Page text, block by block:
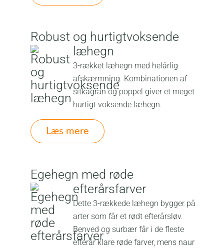
Robust og hurtigtvoksende
læhegn
3-rækket læhegn med helårlig
afskærmning. Kombinationen af
sitkagran og poppel giver et meget
hurtigt voksende læhegn.
Læs mere
Egehegn med røde
efterårsfarver
Dette 3-rækkede læhegn bygger på
arter som får et rødt efterårsløv.
Benved og surbær får i de fleste
efterår klare røde farver, mens naur